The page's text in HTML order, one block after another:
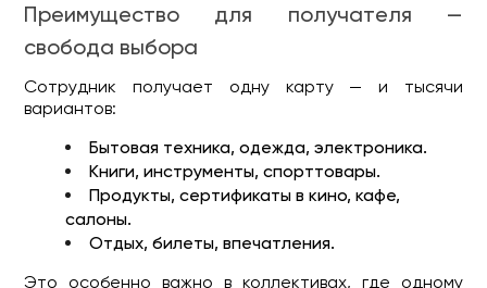
Преимущество для получателя —
свобода выбора
Сотрудник получает одну карту — и тысячи
вариантов:
Бытовая техника, одежда, электроника.
Книги, инструменты, спорттовары.
Продукты, сертификаты в кино, кафе,
салоны.
Отдых, билеты, впечатления.
Это особенно важно в коллективах, где одному